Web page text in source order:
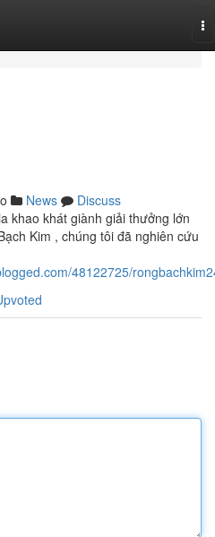
News
Discuss
khao khát giành giải thưởng lớn
Kim , chúng tôi đã nghiên cứu
48122725/